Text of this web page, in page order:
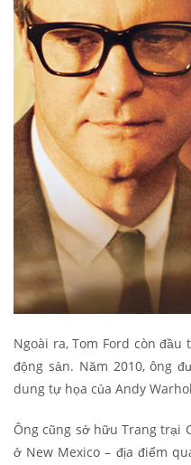
Ngoài ra, Tom Ford còn
động sản. Năm 2010, ông
dung tự họa của Andy
Ông cũng sở hữu Trang trại
ở New Mexico – địa điểm